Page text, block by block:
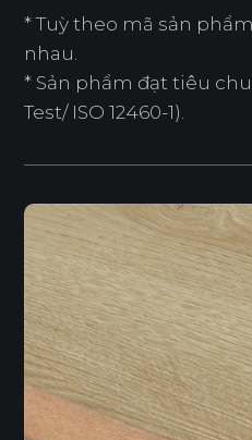
* Tuỳ theo mã sản
nhau.
* Sản phẩm đạt tiêu
Test/ ISO 12460-1).